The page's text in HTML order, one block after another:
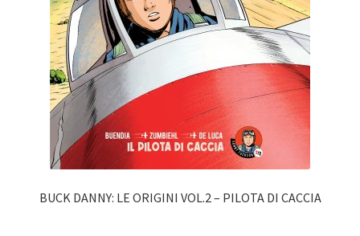
BUCK DANNY: LE ORIGINI VOL.2 – PILOTA DI CACCIA